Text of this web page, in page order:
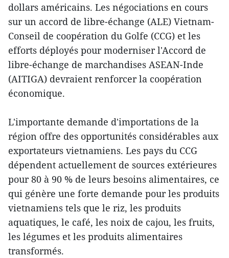
dollars américains. Les négociations en cours
sur un accord de libre-échange (ALE) Vietnam-
Conseil de coopération du Golfe (CCG) et les
efforts déployés pour moderniser l'Accord de
libre-échange de marchandises ASEAN-Inde
(AITIGA) devraient renforcer la coopération
économique.
L'importante demande d'importations de la
région offre des opportunités considérables aux
exportateurs vietnamiens. Les pays du CCG
dépendent actuellement de sources extérieures
pour 80 à 90 % de leurs besoins alimentaires, ce
qui génère une forte demande pour les produits
vietnamiens tels que le riz, les produits
aquatiques, le café, les noix de cajou, les fruits,
les légumes et les produits alimentaires
transformés.